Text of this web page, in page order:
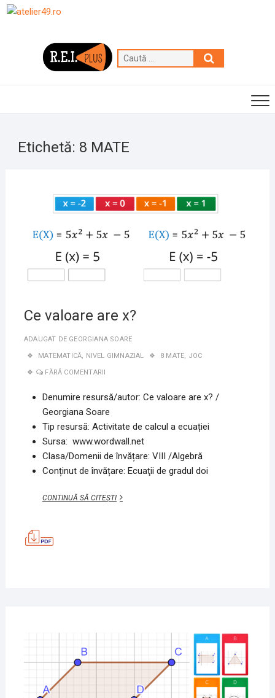
Skip
Caută
…
Etichetă: 8 MATE
Ce valoare are x?
ADAUGAT DE GEORGIANA SOARE
MATEMATICĂ, NIVEL GIMNAZIAL 8 MATE, JOC
FĂRĂ COMENTARII
Denumire resursă/autor: Ce valoare are x? /
Georgiana Soare
Tip resursă: Activitate de calcul a ecuației
Sursa: www.wordwall.net
Clasa/Domenii de învățare: VIII /Algebră
Conținut de învățare: Ecuaţii de gradul doi
CONTINUĂ SĂ CITEȘTICE